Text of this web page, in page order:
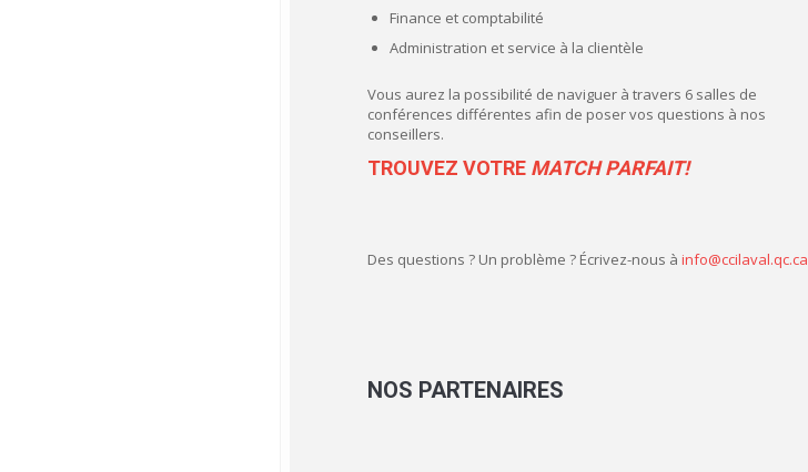
Finance et comptabilité
Administration et service à la clientèle
Vous aurez la possibilité de naviguer à travers 6 salles de
conférences différentes afin de poser vos questions à nos
conseillers.
TROUVEZ VOTRE MATCH PARFAIT!
Des questions ? Un problème ? Écrivez-nous à info@ccilaval.qc.ca
NOS PARTENAIRES